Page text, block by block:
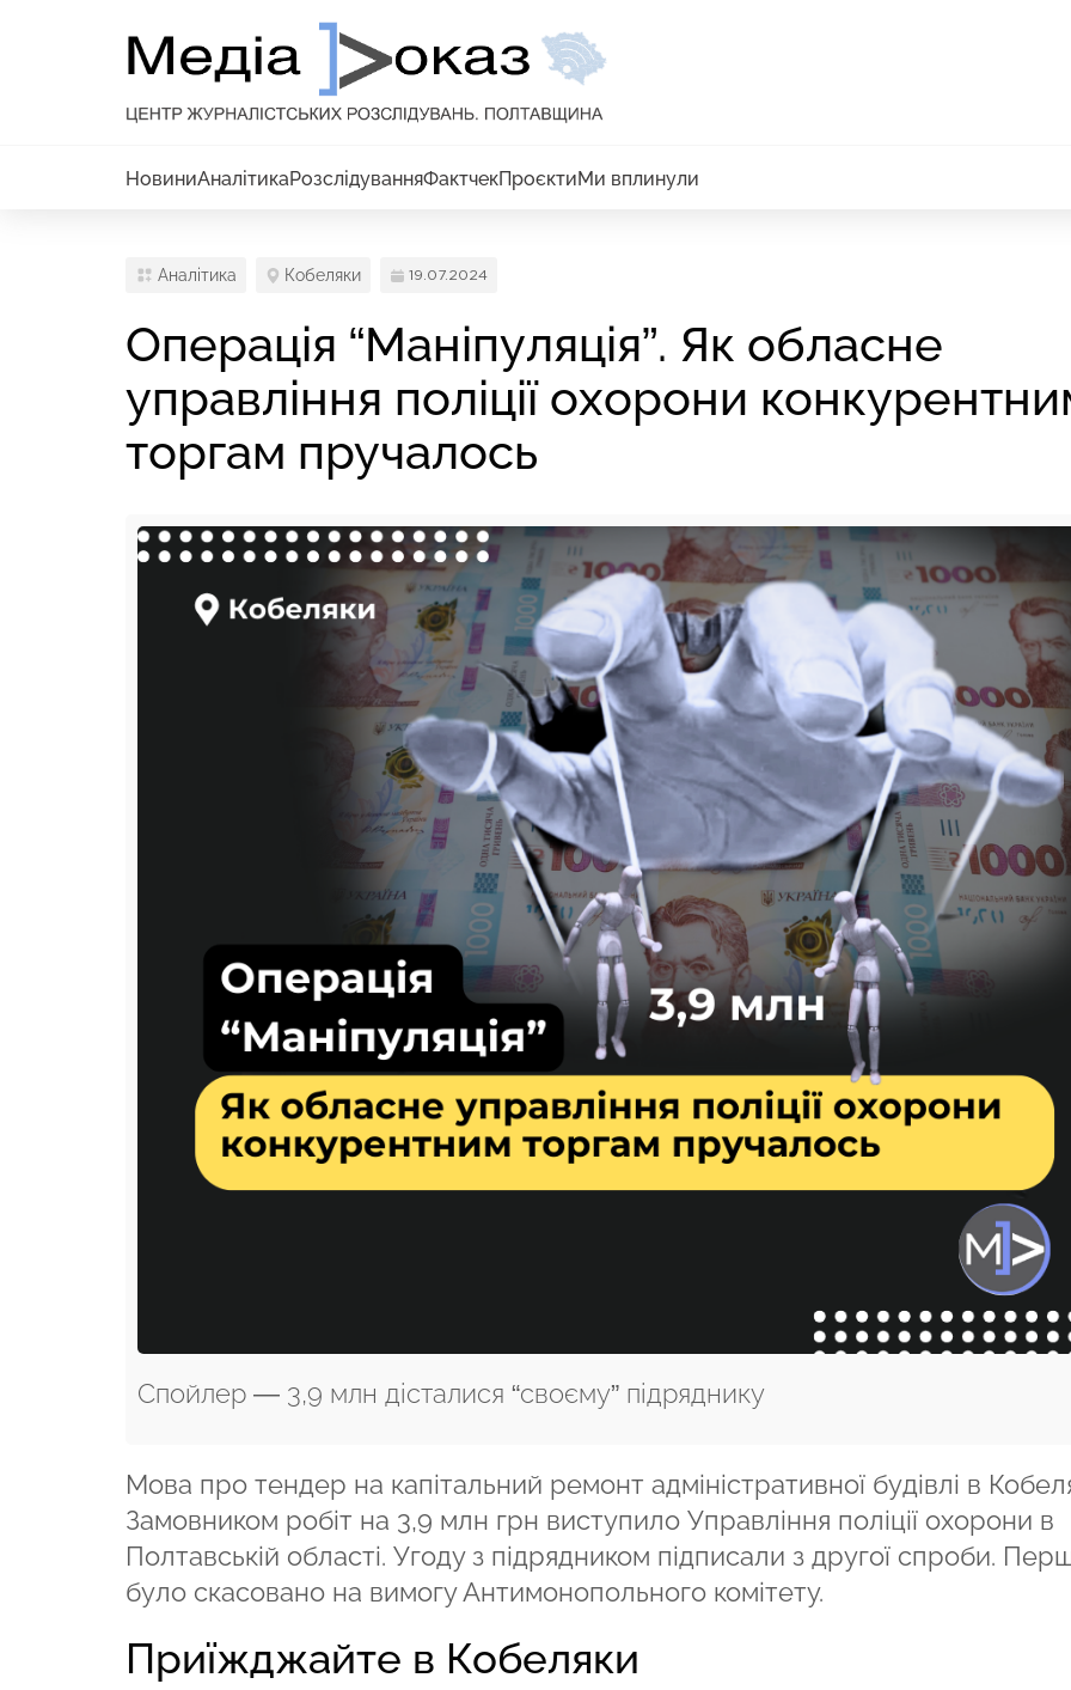
НовиниАналітикаРозслідуванняФактчекПроєктиМи вплинули
Аналітика Кобеляки 19.07.2024
Операція “Маніпуляція”. Як обласне
управління поліції охорони
торгам пручалось
Спойлер — 3,9 млн дісталися “своєму” підряднику
Мова про тендер на капітальний ремонт адміністративної будівлі в
Замовником робіт на 3,9 млн грн виступило Управління поліції охорони в
Полтавській області. Угоду з підрядником підписали з другої спроби.
було скасовано на вимогу Антимонопольного комітету.
Приїжджайте в Кобеляки